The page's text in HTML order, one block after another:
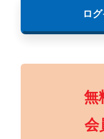
ロ
無
会